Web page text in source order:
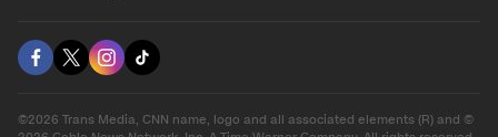
©2026 Trans Media, CNN name, logo and all associated elements (R) and ©